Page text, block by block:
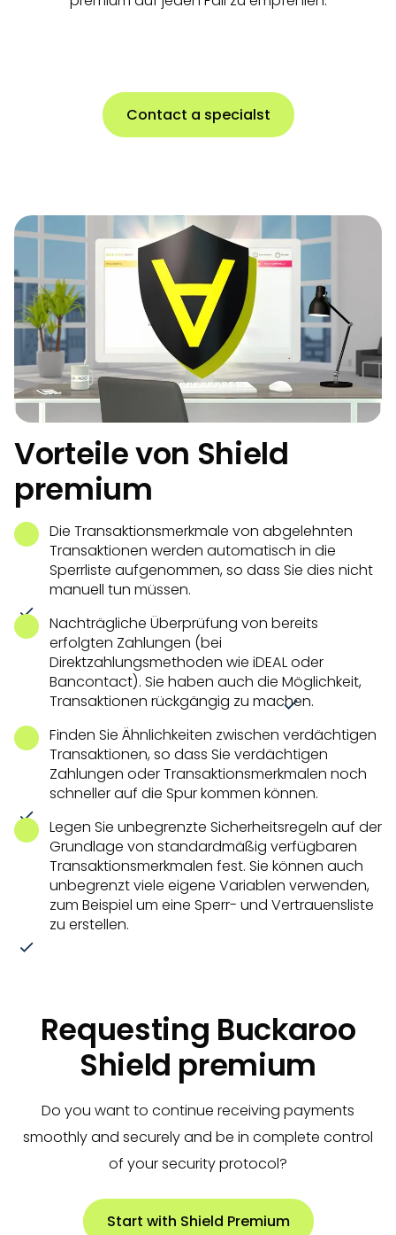
Contact a specialst
Vorteile von Shield
premium
Die Transaktionsmerkmale von abgelehnten
Transaktionen werden automatisch in die
Sperrliste aufgenommen, so dass Sie dies nicht
manuell tun müssen.
Nachträgliche Überprüfung von bereits
erfolgten Zahlungen (bei
Direktzahlungsmethoden wie iDEAL oder
Bancontact). Sie haben auch die Möglichkeit,
Transaktionen rückgängig zu machen.
Finden Sie Ähnlichkeiten zwischen verdächtigen
Transaktionen, so dass Sie verdächtigen
Zahlungen oder Transaktionsmerkmalen noch
schneller auf die Spur kommen können.
Legen Sie unbegrenzte Sicherheitsregeln auf der
Grundlage von standardmäßig verfügbaren
Transaktionsmerkmalen fest. Sie können auch
unbegrenzt viele eigene Variablen verwenden,
zum Beispiel um eine Sperr- und Vertrauensliste
zu erstellen.
Requesting Buckaroo
Shield premium
Do you want to continue receiving payments
smoothly and securely and be in complete control
of your security protocol?
Start with Shield Premium